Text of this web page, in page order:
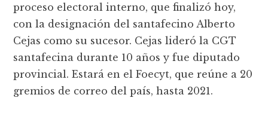
proceso electoral interno, que finalizó hoy,
con la designación del santafecino Alberto
Cejas como su sucesor. Cejas lideró la CGT
santafecina durante 10 años y fue diputado
provincial. Estará en el Foecyt, que reúne a 20
gremios de correo del país, hasta 2021.